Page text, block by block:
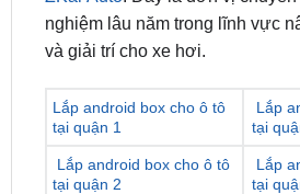
Lắp android box cho ô tô
Lắp android box cho ô tô
tại quận 2
Lắp
tại
Lắp android box cho ô tô
tại quận 3
Lắp
tại